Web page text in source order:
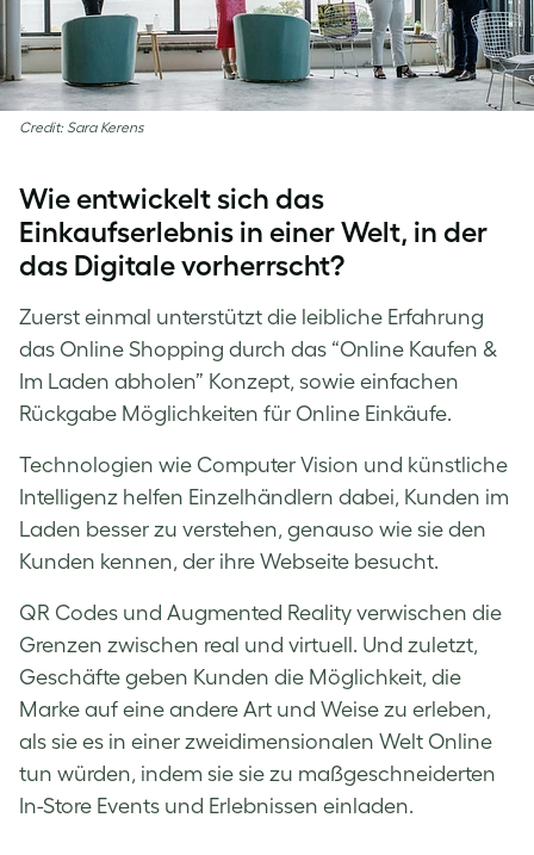
Credit: Sara Kerens
Wie entwickelt sich das
Einkaufserlebnis in einer Welt, in der
das Digitale vorherrscht?
Zuerst einmal unterstützt die leibliche Erfahrung
das Online Shopping durch das “Online Kaufen &
Im Laden abholen” Konzept, sowie einfachen
Rückgabe Möglichkeiten für Online Einkäufe.
Technologien wie Computer Vision und künstliche
Intelligenz helfen Einzelhändlern dabei, Kunden im
Laden besser zu verstehen, genauso wie sie den
Kunden kennen, der ihre Webseite besucht.
QR Codes und Augmented Reality verwischen die
Grenzen zwischen real und virtuell. Und zuletzt,
Geschäfte geben Kunden die Möglichkeit, die
Marke auf eine andere Art und Weise zu erleben,
als sie es in einer zweidimensionalen Welt Online
tun würden, indem sie sie zu maßgeschneiderten
In-Store Events und Erlebnissen einladen.